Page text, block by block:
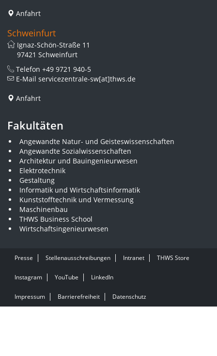
Anfahrt
Schweinfurt
Ignaz-Schön-Straße 11
97421 Schweinfurt
Telefon +49 9721 940-5
E-Mail servicezentrale-sw[at]thws.de
Anfahrt
Fakultäten
Angewandte Natur- und Geisteswissenschaften
Angewandte Sozialwissenschaften
Architektur und Bauingenieurwesen
Elektrotechnik
Gestaltung
Informatik und Wirtschaftsinformatik
Kunststofftechnik und Vermessung
Maschinenbau
THWS Business School
Wirtschaftsingenieurwesen
Presse Stellenausschreibungen Intranet THWS Store
Instagram YouTube LinkedIn
Impressum Barrierefreiheit Datenschutz